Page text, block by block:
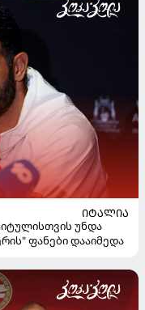
ᲘᲢᲐᲚᲘᲐ
უნდა
ფანები დააიმედა